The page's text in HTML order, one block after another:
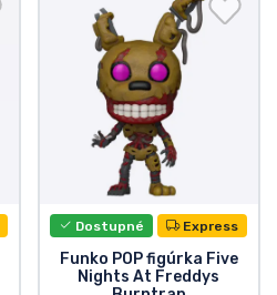
Dostupné Express
Funko POP figúrka Five
Nights At Freddys